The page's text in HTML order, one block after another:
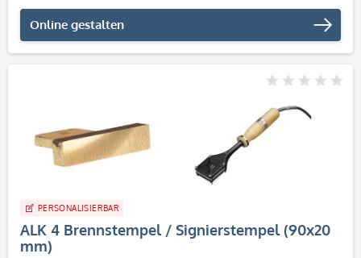
Online gestalten
PERSONALISIERBAR
ALK 4 Brennstempel / Signierstempel (90x20
mm)